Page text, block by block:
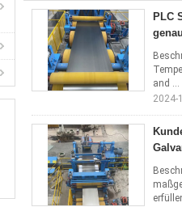
PLC
and ...
2024-